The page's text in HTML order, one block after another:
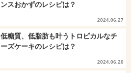
ンスおかずのレシピは？
2024.06.27
低糖質、低脂肪も叶うトロピカルなチ
ーズケーキのレシピは？
2024.06.20